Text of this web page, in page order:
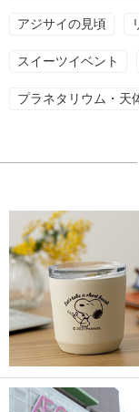
アジサイの見頃
スイーツイベント
プラネタリウム・天